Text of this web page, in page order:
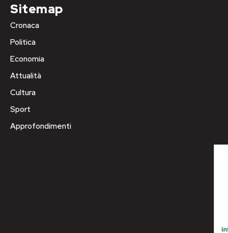
Sitemap
Cronaca
Politica
Economia
Attualità
Cultura
Sport
Approfondimenti